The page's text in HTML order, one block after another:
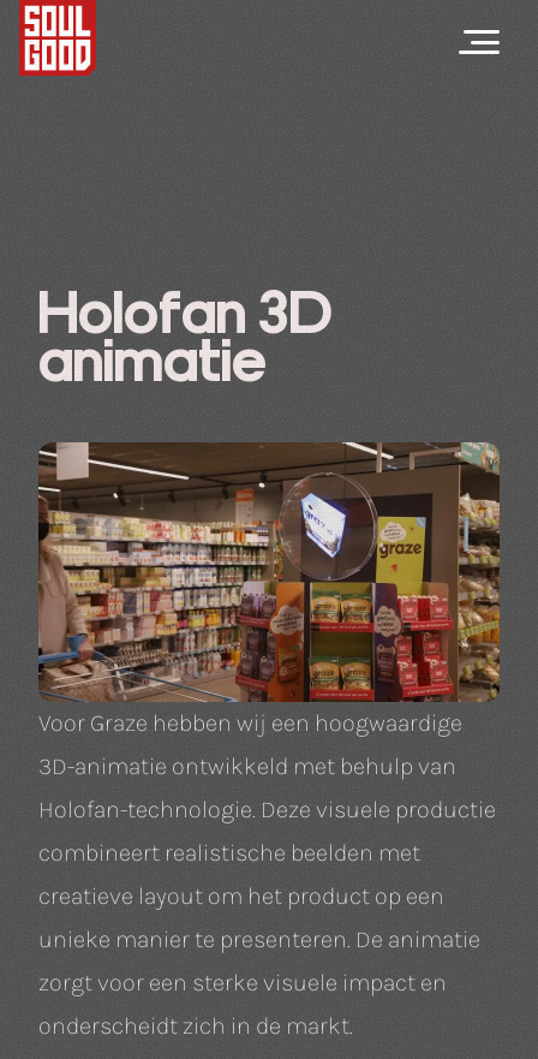
Holofan 3D
animatie
Voor Graze hebben wij een hoogwaardige
3D-animatie ontwikkeld met behulp van
Holofan-technologie. Deze visuele productie
combineert realistische beelden met
creatieve layout om het product op een
unieke manier te presenteren. De animatie
zorgt voor een sterke visuele impact en
onderscheidt zich in de markt.